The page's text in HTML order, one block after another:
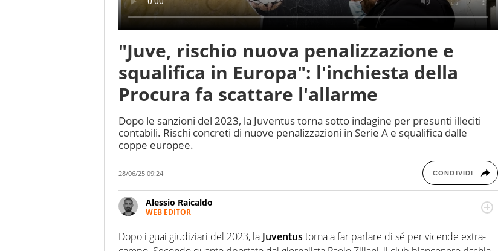
"Juve, rischio nuova penalizzazione e
squalifica in Europa": l'inchiesta della
Procura fa scattare l'allarme
Dopo le sanzioni del 2023, la Juventus torna sotto indagine per presunti illeciti
contabili. Rischi concreti di nuove penalizzazioni in Serie A e squalifica dalle
coppe europee.
28/06/25 09:24 CONDIVIDI
Alessio Raicaldo
WEB EDITOR
Un figlio che si chiama Diego e la tesi di laurea sugli stadi di proprietà in Italia. Il calcio
quale filo conduttore irrinunciabile tra passione e professione. Per Virgilio Sport
indaga, approfondisce e scandaglia l'universo mondo dello sport per antonomasia
Dopo i guai giudiziari del 2023, la Juventus torna a far parlare di sé per vicende extra-